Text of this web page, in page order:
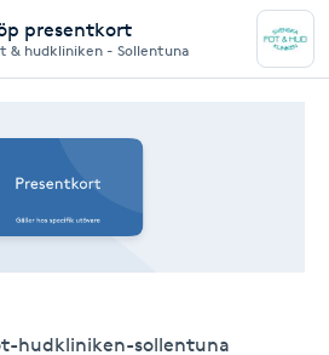
presentkort
& hudkliniken - Sollentuna
hudkliniken-sollentuna